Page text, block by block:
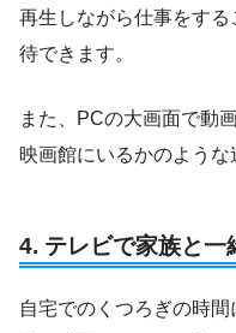
再生しながら仕事をす
待できます。
また、PCの大画面で動
映画館にいるかのような
4. テレビで家族と一
自宅でのくつろぎの時